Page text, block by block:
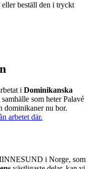
eller beställ den i tryckt
i Dominikanska
som heter Palavé
dominikaner nu bor.
arbetet där.
i Norge, som